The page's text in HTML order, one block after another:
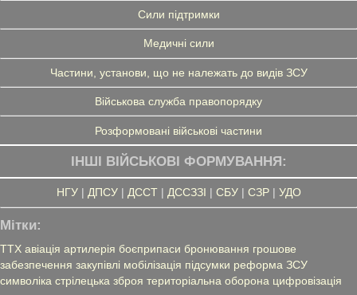
Сили підтримки
Медичні сили
Частини, установи, що не належать до видів ЗСУ
Військова служба правопорядку
Розформовані військові частини
ІНШІ ВІЙСЬКОВІ ФОРМУВАННЯ:
НГУ| ДПСУ| ДССТ| ДССЗЗІ | СБУ| СЗР| УДО
Мітки:
ТТХ авіація артилерія боєприпаси бронювання грошове
забезпечення закупівлі мобілізація підсумки реформа ЗСУ
символіка стрілецька зброя територіальна оборона цифровізація